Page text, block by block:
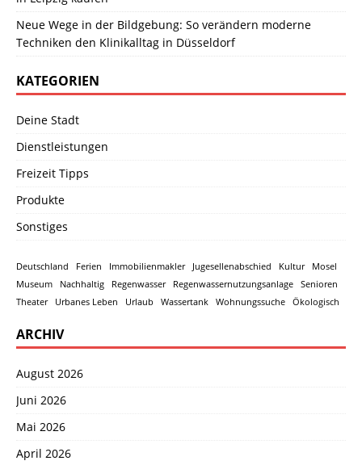
Neue Wege in der Bildgebung: So verändern moderne
Techniken den Klinikalltag in Düsseldorf
KATEGORIEN
Deine Stadt
Dienstleistungen
Freizeit Tipps
Produkte
Sonstiges
Deutschland Ferien Immobilienmakler Jugesellenabschied Kultur
Mosel
Museum
Nachhaltig Regenwasser Regenwassernutzungsanlage
Senioren
Theater
Urbanes Leben Urlaub Wassertank Wohnungssuche Ökologisch
ARCHIV
August 2026
Juni 2026
Mai 2026
April 2026